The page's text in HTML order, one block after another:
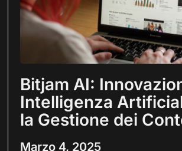
Bitjam AI:
Intelligenza
la Gestione dei
Marzo 4, 2025